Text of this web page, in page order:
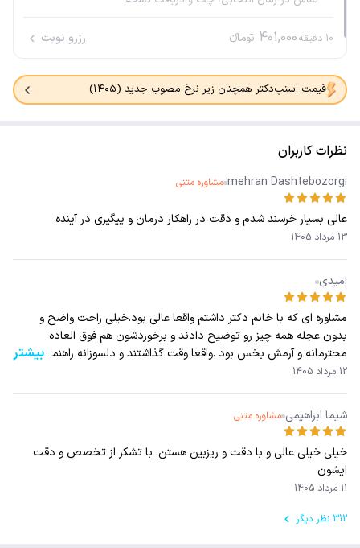
10 دقیقه401,000 تومانء رزرو نوبت
قیمت اسنپ‌دکتر همچنان زیر نرخ مصوب جدید (۱۴۰۵)
نظرات کاربران
mehran Dashtebozorgi مشاوره متنی
عالی بسیار خرسند شدم و دقت در راهکار درمان و پیگیری در آینده
13 مرداد 1405
امیدی
مشاوره ای که با خانم دکتر داشتم واقعا عالی بود.خیلی راحت واضح و
بدون عجله همه چیز رو توضیح دادند و برخوردشون هم فوق العاده
محترمانه و آرمش بخس بود .واقعا وقت گذاشتند و دلسوزانه راهنمایی
کردند خیلی ممنونم از ایشون
بیشتر
12 مرداد 1405
شیما ابراهیمی مشاوره متنی
خیلی خیلی عالی و با دقت و ریزبین هستن. با تشکر از تخصص و دقت
ایشون
11 مرداد 1405
312 نظر دیگر